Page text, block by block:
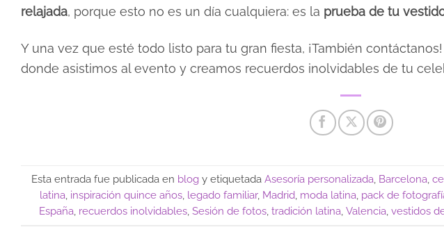
relajada, porque esto no es un día cualquiera: es la prueba de tu
Y una vez que esté todo listo para tu gran fiesta, ¡También
donde asistimos al evento y creamos recuerdos inolvidables de tu
Esta entrada fue publicada en blogy etiquetada Asesoría personalizada Barcelona
latina inspiración quince años, legado familiar, Madrid, moda latina pack de
España recuerdos inolvidables Sesión de fotos tradición latina Valencia vestidos